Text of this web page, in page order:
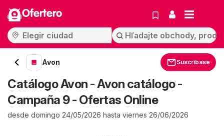
Ofertero
Avon Suscríbase
Catálogo Avon - Avon catálogo -
Campaña 9 - Ofertas Online
desde domingo 24/05/2026 hasta viernes 26/06/2026